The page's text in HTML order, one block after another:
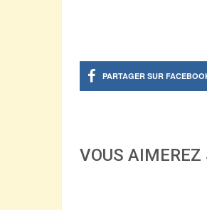
PARTAGER SUR
VOUS AIMEREZ